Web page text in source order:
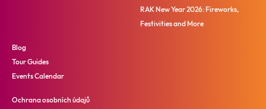
RAK New Year 2026: Fireworks,
Festivities and More
Blog
Tour Guides
Events Calendar
Ochrana osobních údajů